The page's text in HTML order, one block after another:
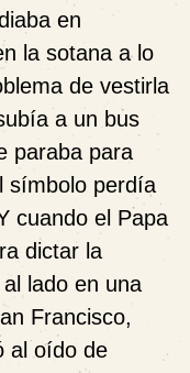
en
la sotana a lo
de vestirla
a un bus
paraba para
símbolo perdía
cuando el Papa
dictar la
lado en una
Francisco,
al oído de